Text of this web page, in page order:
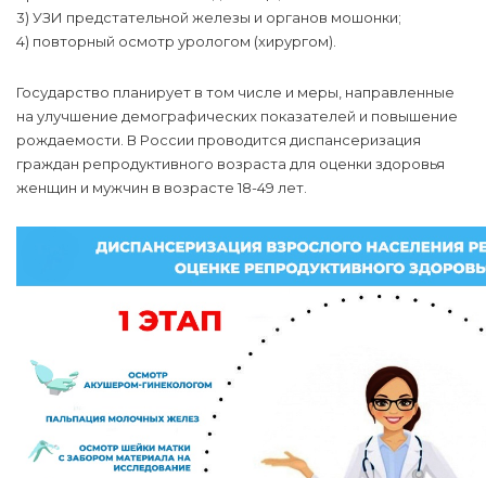
3) УЗИ предстательной железы и органов мошонки;
4) повторный осмотр урологом (хирургом).
Государство планирует в том числе и меры, направленные
на улучшение демографических показателей и повышение
рождаемости. В России проводится диспансеризация
граждан репродуктивного возраста для оценки здоровья
женщин и мужчин в возрасте 18-49 лет.